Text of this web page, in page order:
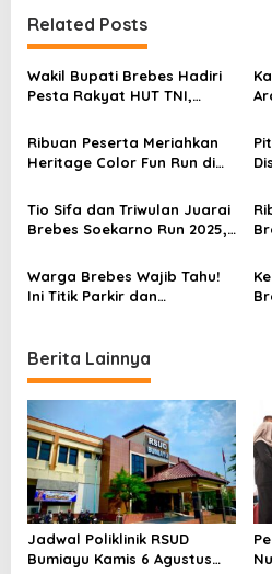
n
a
v
g
t
o
n
Related Posts
Wakil Bupati Brebes Hadiri
Pesta Rakyat HUT TNI,
Alun
Ribuan Peserta Meriahkan
Heritage Color Fun Run di
Jateng: Ini Sport Tourism
yang Unik!
Tio Sifa dan Triwulan Juarai
Brebes Soekarno Run 2025,
Best Costume
Warga Brebes Wajib Tahu!
Ini Titik Parkir dan
Berita Lainnya
Jadwal Poliklinik RSUD
Bumiayu Kamis 6 Agustus